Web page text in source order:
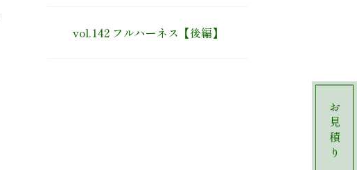
お見積り
vol.142 フルハーネス【後編】